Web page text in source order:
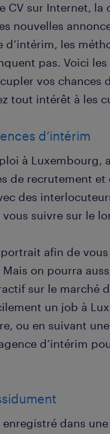
sur Internet, la
nouvelles
d’intérim, les
pas. Voici
vos chances
tout intérêt à les
d’intérim
à Luxembourg,
de recrutement et
des
suivre sur le
afin de
on pourra
sur le marché
un job à
ou en suivant
d’intérim
dans